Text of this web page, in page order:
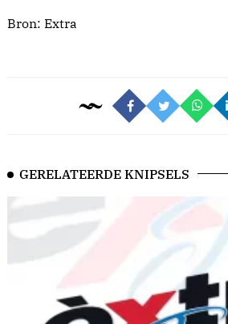
Bron: Extra
GERELATEERDE KNIPSELS